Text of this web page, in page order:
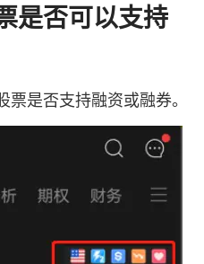
是否可以支持
是否支持融资或融券。